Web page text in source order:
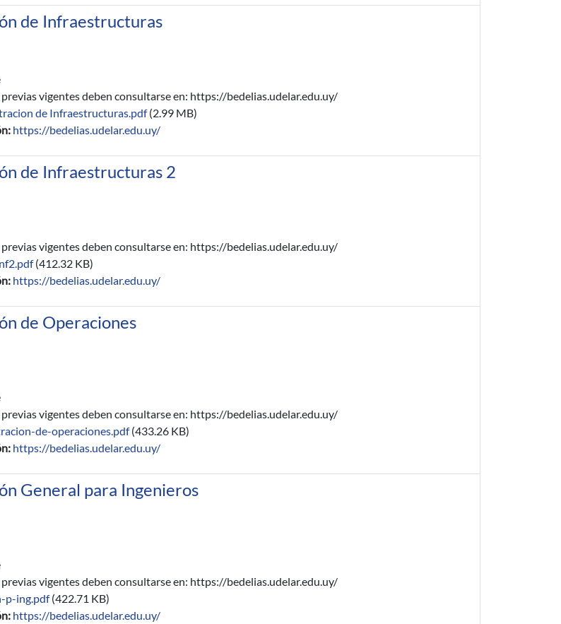
de Infraestructuras
previas vigentes deben consultarse en: https://bedelias.udelar.edu.uy/
de Infraestructuras.pdf (2.99 MB)
https://bedelias.udelar.edu.uy/
de Infraestructuras 2
previas vigentes deben consultarse en: https://bedelias.udelar.edu.uy/
(412.32 KB)
https://bedelias.udelar.edu.uy/
de Operaciones
previas vigentes deben consultarse en: https://bedelias.udelar.edu.uy/
de-operaciones.pdf (433.26 KB)
https://bedelias.udelar.edu.uy/
General para Ingenieros
previas vigentes deben consultarse en: https://bedelias.udelar.edu.uy/
p-ing.pdf (422.71 KB)
https://bedelias.udelar.edu.uy/